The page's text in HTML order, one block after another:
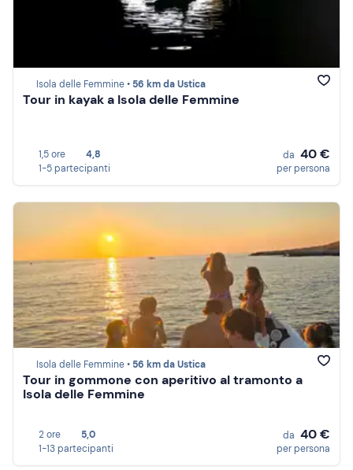
Isola delle Femmine • 56 km da Ustica
Tour in kayak a Isola delle Femmine
1,5 ore
4,8
1-5 partecipanti
da 40 €
per persona
Isola delle Femmine • 56 km da Ustica
Tour in gommone con aperitivo al tramonto a
Isola delle Femmine
2 ore
5,0
1-13 partecipanti
da 40 €
per persona